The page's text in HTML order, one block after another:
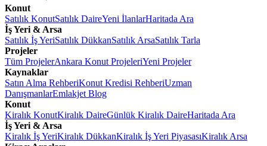
Konut
Satılık KonutSatılık DaireYeni İlanlarHaritada Ara
İş Yeri & Arsa
Satılık İş YeriSatılık DükkanSatılık ArsaSatılık Tarla
Projeler
Tüm ProjelerAnkara Konut ProjeleriYeni Projeler
Kaynaklar
Satın Alma RehberiKonut Kredisi RehberiUzman
DanışmanlarEmlakjet Blog
Konut
Kiralık KonutKiralık DaireGünlük Kiralık DaireHaritada Ara
İş Yeri & Arsa
Kiralık İş YeriKiralık DükkanKiralık İş Yeri PiyasasıKiralık Arsa